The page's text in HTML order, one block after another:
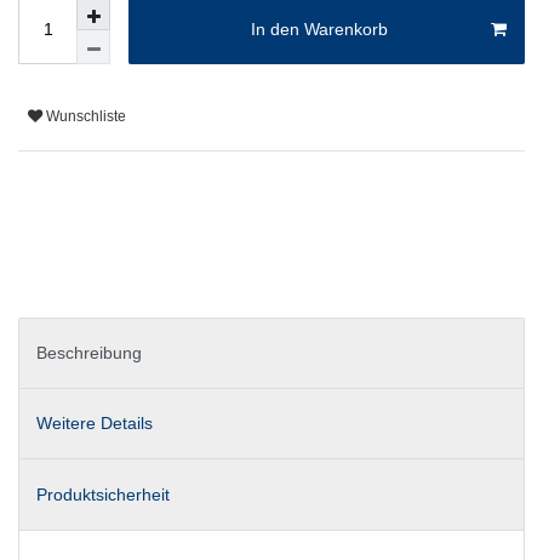
In den Warenkorb
Wunschliste
Beschreibung
Weitere Details
Produktsicherheit